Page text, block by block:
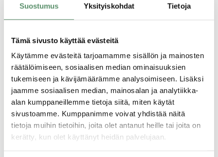
Suostumus Yksityiskohdat Tietoja
Tämä sivusto käyttää evästeitä
Käytämme evästeitä tarjoamamme sisällön ja mainosten
räätälöimiseen, sosiaalisen median ominaisuuksien
tukemiseen ja kävijämäärämme analysoimiseen. Lisäksi
jaamme sosiaalisen median, mainosalan ja analytiikka-
alan kumppaneillemme tietoja siitä, miten käytät
sivustoamme. Kumppanimme voivat yhdistää näitä
tietoja muihin tietoihin, joita olet antanut heille tai joita on
kerätty, kun olet käyttänyt heidän palvelujaan.
10.07.2026 Sevasmaailma
01.07.2026/Front page announcement